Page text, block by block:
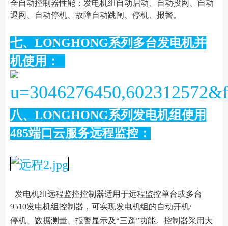
全自动控制器性能：发电机组自动启动、自动投网、自动
退网、自动停机、故障自动跳闸、停机、报警。
七、LONGHONG系列多台发电机并
机使用：
八、LONGHONG系列发电机组使用
485端口云服务远程监控：
发电机组远程监控控制器适用于远程监控单台或多台
9510发电机组控制器，可实现发电机组的自动开机/
停机、数据测量、报警显示及“三遥”功能。控制器采用大